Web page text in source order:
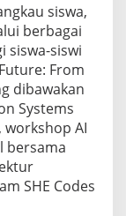
siswa,
berbagai
siswa-siswi
From
dibawakan
Systems
workshop AI
bersama
SHE Codes